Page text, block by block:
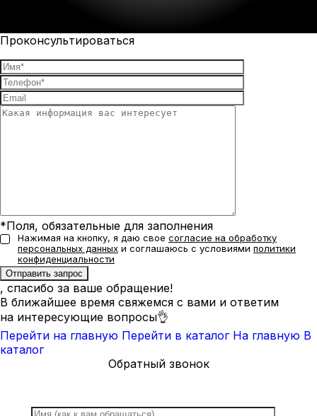
Проконсультироваться
*Поля, обязательные для заполнения
Нажимая на кнопку, я даю свое согласие на обработку
персональных данных и соглашаюсь с условиями политики
конфиденциальности
, спасибо за ваше обращение!
В ближайшее время свяжемся с вами и ответим
на интересующие вопросы👌
Перейти на главную Перейти в каталог На главную В
каталог
Обратный звонок